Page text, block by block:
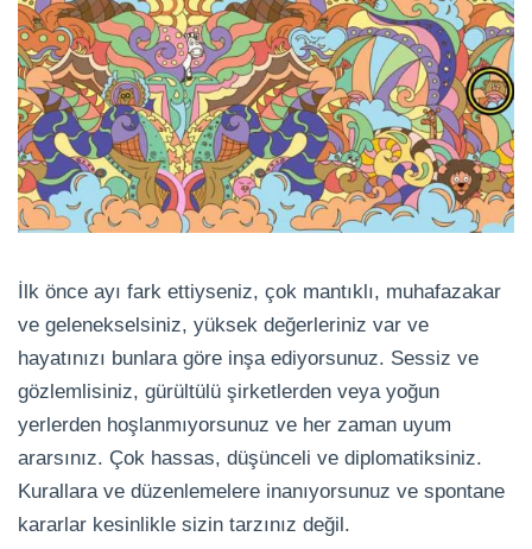
İlk önce ayı fark ettiyseniz, çok mantıklı, muhafazakar
ve gelenekselsiniz, yüksek değerleriniz var ve
hayatınızı bunlara göre inşa ediyorsunuz. Sessiz ve
gözlemlisiniz, gürültülü şirketlerden veya yoğun
yerlerden hoşlanmıyorsunuz ve her zaman uyum
ararsınız. Çok hassas, düşünceli ve diplomatiksiniz.
Kurallara ve düzenlemelere inanıyorsunuz ve spontane
kararlar kesinlikle sizin tarzınız değil.